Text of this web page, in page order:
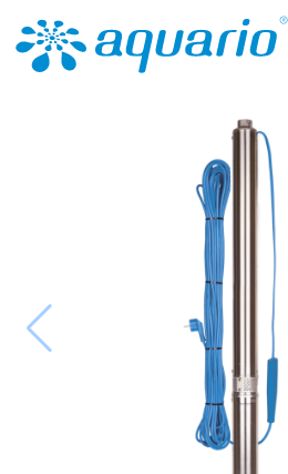
Перейти к основному содержанию